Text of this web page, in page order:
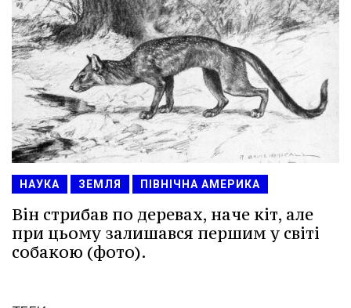
НАУКА ЗЕМЛЯ ПІВНІЧНА АМЕРИКА
Він стрибав по деревах, наче кіт, але
при цьому залишався першим у світі
собакою (фото).